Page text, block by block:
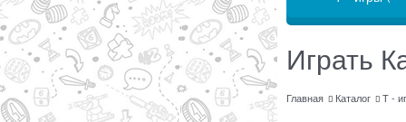
Играть
Главная Каталог Т -